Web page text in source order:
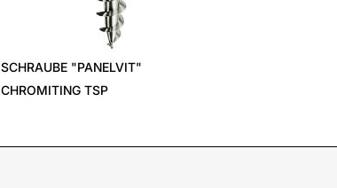
SCHRAUBE "PANELVIT"
CHROMITING TSP